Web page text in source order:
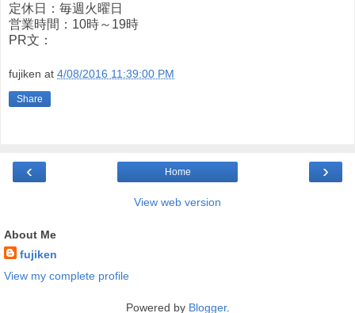
定休日：毎週火曜日
営業時間：10時～19時
PR文：
fujiken at 4/08/2016 11:39:00 PM
Share
‹ ›
Home
View web version
About Me
fujiken
View my complete profile
Powered by Blogger.